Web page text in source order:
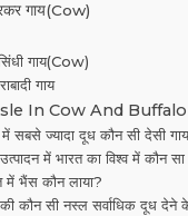
गाय(Cow)
गाय(Cow)
गाय
In Cow And Buffalo
में सबसे ज्यादा दूध कौन सी देसी
में भारत का विश्व में कौन
में भैंस कौन लाया?
कौन सी नस्ल सर्वाधिक दूध देने